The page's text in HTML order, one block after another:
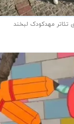
تئاتر مهدکودک لبخند